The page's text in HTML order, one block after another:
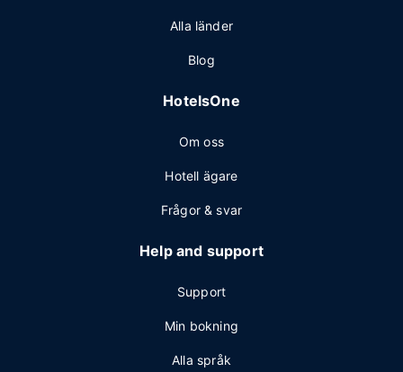
Alla länder
Blog
HotelsOne
Om oss
Hotell ägare
Frågor & svar
Help and support
Support
Min bokning
Alla språk